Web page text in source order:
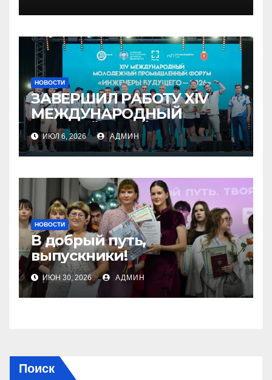
НОВОСТИ
ЗАВЕРШИЛ РАБОТУ XIV
МЕЖДУНАРОДНЫЙ
МОЛОДЁЖНЫЙ
ПРОМЫШЛЕННЫЙ ФОРУМ
«ИНЖЕНЕРЫ БУДУЩЕГО –
2026»
ИЮЛ 6, 2026 АДМИН
НОВОСТИ
В добрый путь,
выпускники!
ИЮН 30, 2026 АДМИН
Поиск